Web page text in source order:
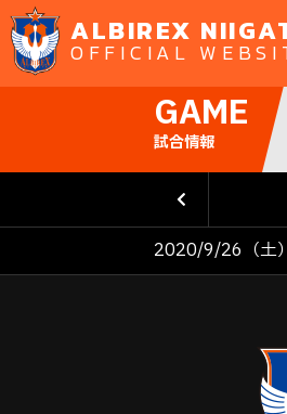
ALBIREX
OFFICIAL
GAME
試合情報
前の試
2020/9/26（土